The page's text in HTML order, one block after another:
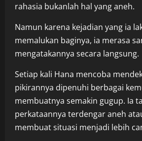
rahasia bukanlah hal yang aneh.
Namun karena kejadian yang ia
memalukan baginya, ia merasa
mengatakannya secara langsung.
Setiap kali Hana mencoba
pikirannya dipenuhi berbagai
membuatnya semakin gugup. Ia
perkataannya terdengar aneh
membuat situasi menjadi lebih